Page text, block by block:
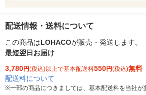
配送情報・送料について
この商品はLOHACOが販売・発送します。
最短翌日お届け
3,780円(税込)以上で基本配送料550円(税込)無料
配送料について
※一部の商品につきましては、基本配送料を当社が